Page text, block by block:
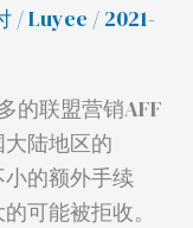
/Luyee / 2021-
的联盟营销AFF
陆地区的
的额外手续
可能被拒收。